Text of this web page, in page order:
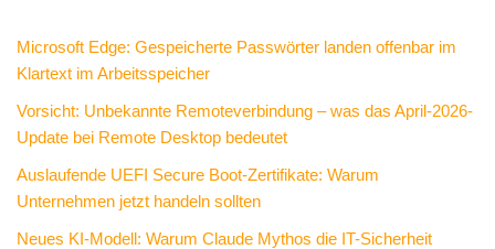
Microsoft Edge: Gespeicherte Passwörter landen offenbar im
Klartext im Arbeitsspeicher
Vorsicht: Unbekannte Remoteverbindung – was das April-2026-
Update bei Remote Desktop bedeutet
Auslaufende UEFI Secure Boot-Zertifikate: Warum
Unternehmen jetzt handeln sollten
Neues KI-Modell: Warum Claude Mythos die IT-Sicherheit